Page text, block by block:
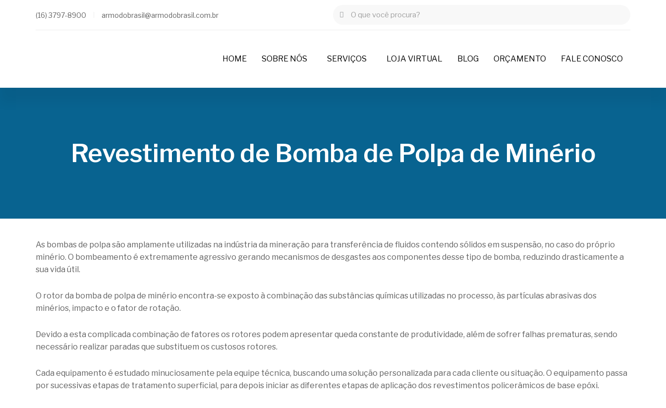
(16) 3797-8900 armodobrasil@armodobrasil.com.br
HOME SOBRE NÓS SERVIÇOS LOJA VIRTUAL BLOG ORÇAMENTO FALE CONOSCO
Revestimento de Bomba de Polpa de Minério
As bombas de polpa são amplamente utilizadas na indústria da mineração para transferência de fluidos contendo sólidos em suspensão, no caso do próprio
minério. O bombeamento é extremamente agressivo gerando mecanismos de desgastes aos componentes desse tipo de bomba, reduzindo drasticamente a
sua vida útil.
O rotor da bomba de polpa de minério encontra-se exposto à combinação das substâncias químicas utilizadas no processo, às partículas abrasivas dos
minérios, impacto e o fator de rotação.
Devido a esta complicada combinação de fatores os rotores podem apresentar queda constante de produtividade, além de sofrer falhas prematuras, sendo
necessário realizar paradas que substituem os custosos rotores.
Cada equipamento é estudado minuciosamente pela equipe técnica, buscando uma solução personalizada para cada cliente ou situação. O equipamento passa
por sucessivas etapas de tratamento superficial, para depois iniciar as diferentes etapas de aplicação dos revestimentos policerâmicos de base epóxi.